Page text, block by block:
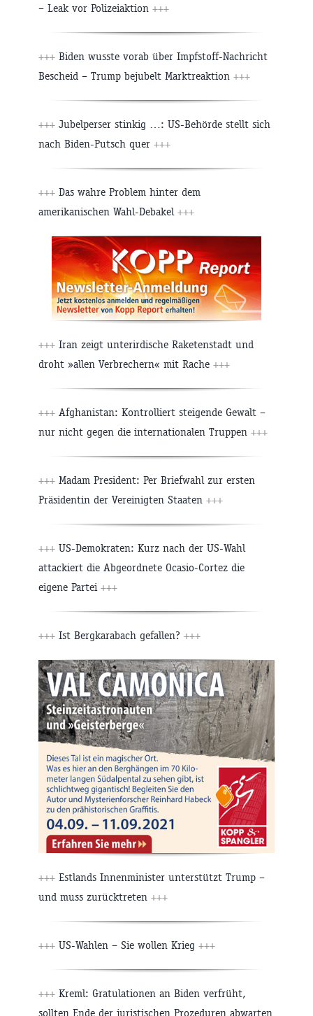
– Leak vor Polizeiaktion +++
+++ Biden wusste vorab über Impfstoff-Nachricht
Bescheid – Trump bejubelt Marktreaktion +++
+++ Jubelperser stinkig …: US-Behörde stellt sich
nach Biden-Putsch quer +++
+++ Das wahre Problem hinter dem
amerikanischen Wahl-Debakel +++
+++ Iran zeigt unterirdische Raketenstadt und
droht »allen Verbrechern« mit Rache +++
+++ Afghanistan: Kontrolliert steigende Gewalt –
nur nicht gegen die internationalen Truppen +++
+++ Madam President: Per Briefwahl zur ersten
Präsidentin der Vereinigten Staaten +++
+++ US-Demokraten: Kurz nach der US-Wahl
attackiert die Abgeordnete Ocasio-Cortez die
eigene Partei +++
+++ Ist Bergkarabach gefallen? +++
+++ Estlands Innenminister unterstützt Trump –
und muss zurücktreten +++
+++ US-Wahlen – Sie wollen Krieg +++
+++ Kreml: Gratulationen an Biden verfrüht,
sollten Ende der juristischen Prozeduren abwarten